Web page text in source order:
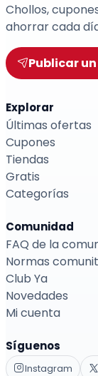
Chollos,
ahorrar cada
Publicar
Explorar
Últimas ofertas
Cupones
Tiendas
Gratis
Categorías
Comunidad
FAQ de la
Normas
Club Ya
Novedades
Mi cuenta
Síguenos
Instagram